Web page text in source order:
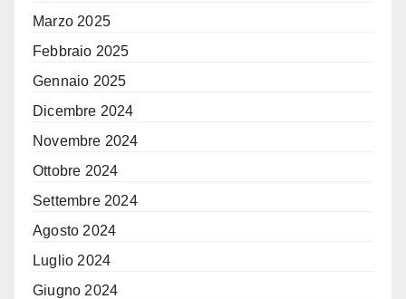
Marzo 2025
Febbraio 2025
Gennaio 2025
Dicembre 2024
Novembre 2024
Ottobre 2024
Settembre 2024
Agosto 2024
Luglio 2024
Giugno 2024